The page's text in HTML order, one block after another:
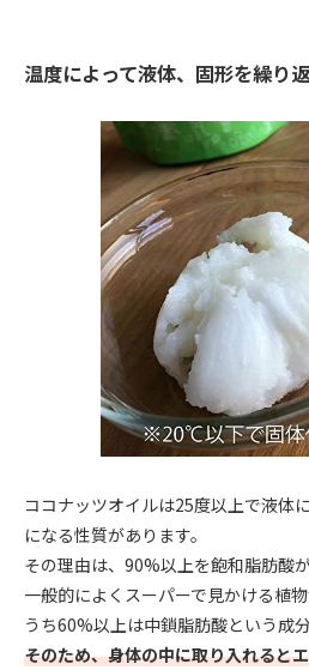
温度によって液体、固形を繰り
ココナッツオイルは25度以上で液体
になる性質があります。
その理由は、90%以上を飽和脂肪酸
一般的によくスーパーで見かける植
うち60%以上は中鎖脂肪酸という成
そのため、身体の中に取り入れると